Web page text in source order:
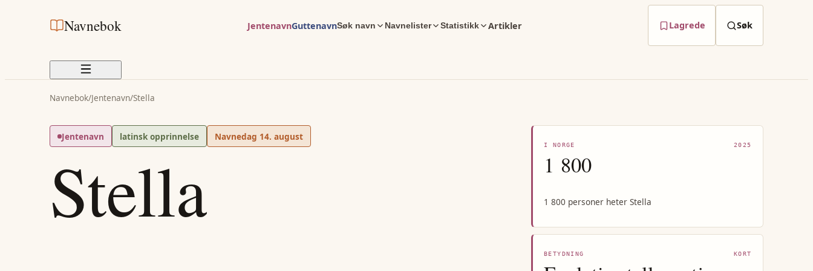
Navnebok JentenavnGuttenavnSøk navn Navnelister Statistikk Artikler Lagrede Søk
Navnebok/Jentenavn/Stella
Jentenavn latinsk opprinnelse Navnedag 14. august
Stella I NORGE 2025
1 800
1 800 personer heter Stella
BETYDNING KORT